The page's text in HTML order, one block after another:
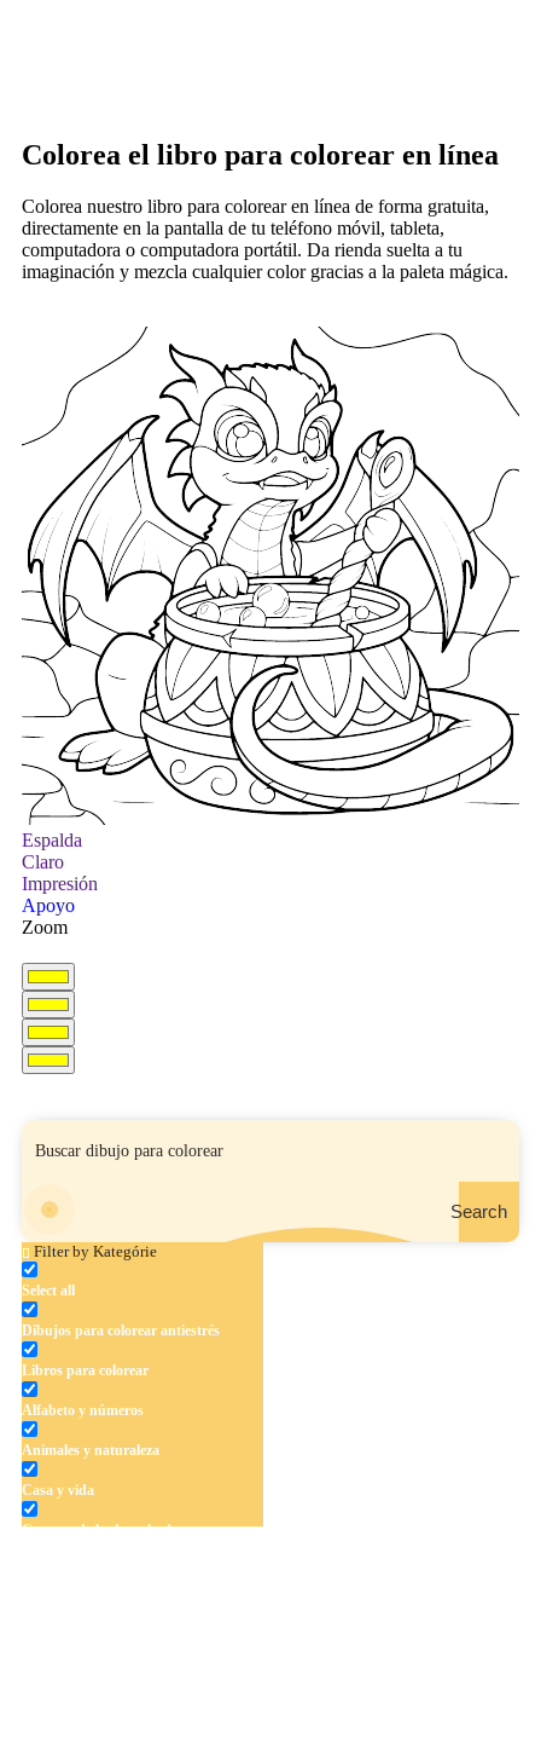
Colorea el libro para colorear en línea
Colorea nuestro libro para colorear en línea de forma gratuita,
directamente en la pantalla de tu teléfono móvil, tableta,
computadora o computadora portátil. Da rienda suelta a tu
imaginación y mezcla cualquier color gracias a la paleta mágica.
Espalda
Claro
Impresión
Apoyo
Zoom
Search
Filter by Kategórie
Select all
Dibujos para colorear antiestrés
Libros para colorear
Alfabeto y números
Animales y naturaleza
Casa y vida
Cuentos de hadas y hadas